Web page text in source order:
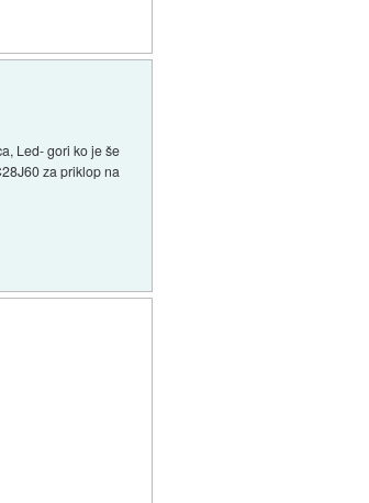
Led- gori ko je še
za priklop na